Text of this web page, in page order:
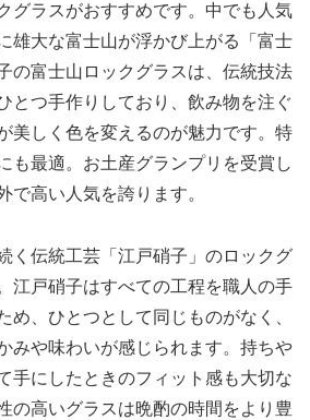
グラスがおすすめです。中でも人気
雄大な富士山が浮かび上がる「富士
の富士山ロックグラスは、伝統技法
とつ手作りしており、飲み物を注ぐ
美しく色を変えるのが魅力です。特
も最適。お土産グランプリを受賞し
で高い人気を誇ります。
く伝統工芸「江戸硝子」のロックグ
江戸硝子はすべての工程を職人の手
め、ひとつとして同じものがなく、
みや味わいが感じられます。持ちや
手にしたときのフィット感も大切な
の高いグラスは晩酌の時間をより豊